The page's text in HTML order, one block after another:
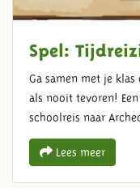
Spel:
Ga samen met je
als nooit tevoren!
schoolreis naar
Lees meer